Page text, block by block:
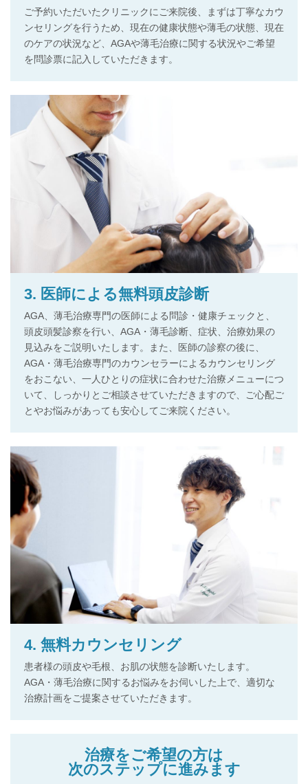
ご予約いただいたクリニックにご来院後、まずは丁寧なカウ
ンセリングを行うため、現在の健康状態や薄毛の状態、現在
のケアの状況など、AGAや薄毛治療に関する状況やご希望
を問診票に記入していただきます。
3. 医師による無料頭皮診断
AGA、薄毛治療専門の医師による問診・健康チェックと、
頭皮頭髪診察を行い、AGA・薄毛診断、症状、治療効果の
見込みをご説明いたします。また、医師の診察の後に、
AGA・薄毛治療専門のカウンセラーによるカウンセリング
をおこない、一人ひとりの症状に合わせた治療メニューにつ
いて、しっかりとご相談させていただきますので、ご心配ご
とやお悩みがあっても安心してご来院ください。
4. 無料カウンセリング
患者様の頭皮や毛根、お肌の状態を診断いたします。
AGA・薄毛治療に関するお悩みをお伺いした上で、適切な
治療計画をご提案させていただきます。
治療をご希望の方は
次のステップに進みます